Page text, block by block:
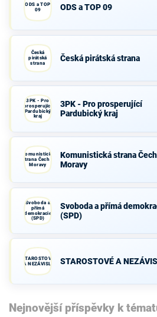
ODS a TOP
09
ODS a TOP 09
Česká
pirátská
strana
Česká pirátská strana
3PK - Pro
prosperující
Pardubický
kraj
3PK - Pro prosperující
Pardubický kraj
Komunistická
strana Čech a
Moravy
Komunistická strana
Moravy
Svoboda a
přímá
demokracie
(SPD)
Svoboda a přímá
(SPD)
STAROSTOVÉ
A NEZÁVISLÍ
STAROSTOVÉ A
Nejnovější příspěvky k